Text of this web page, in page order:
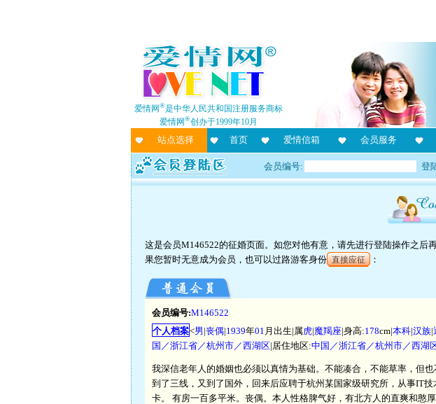
爱情网®是中华人民共和国注册服务商标
爱情网®创办于1999年10月
站点选择 首页 爱情信箱 会员服务
会员编号: 登
这是会员M146522的征婚页面。如您对他有意，请先进行登陆操作之后
果您暂时无意成为会员，也可以过路游客身份 直接应征 ：
会员编号:M146522
个人档案<男|丧偶|1939年01 月出生|属虎|魔羯座|身高:178cm|本科|汉族|
国／浙江省／杭州市／西湖区|居住地区:中国／浙江省／杭州市／西湖
我深信老年人的婚姻也必须以真情为基础。不能凑合，不能草率，但
到了三线，又到了国外，回来后应聘于杭州某国家级研究所，从事IT
卡。 有房一百多平米。丧偶。本人性格脾气好，有北方人的直爽和憨